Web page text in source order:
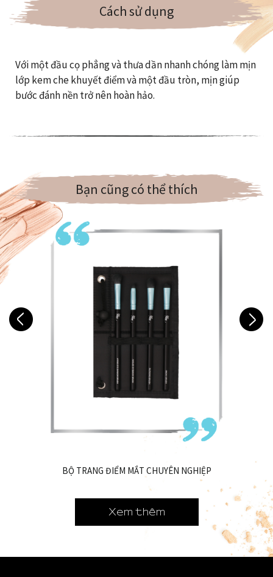
Cách sử dụng
Với một đầu cọ phẳng và thưa dần nhanh chóng làm mịn
lớp kem che khuyết điểm và một đầu tròn, mịn giúp
bước đánh nền trở nên hoàn hảo.
Bạn cũng có thể thích
BỘ TRANG ĐIỂM MẮT CHUYÊN NGHIỆP
Xem thêm